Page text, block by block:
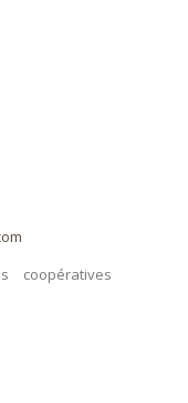
coopératives